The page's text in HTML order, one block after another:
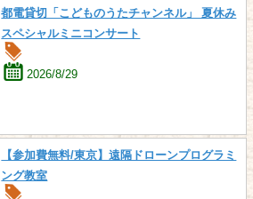
都電貸切「こどものうたチャンネル」 夏休み
スペシャルミニコンサート
2026/8/29
【参加費無料/東京】遠隔ドローンプログラミ
ング教室